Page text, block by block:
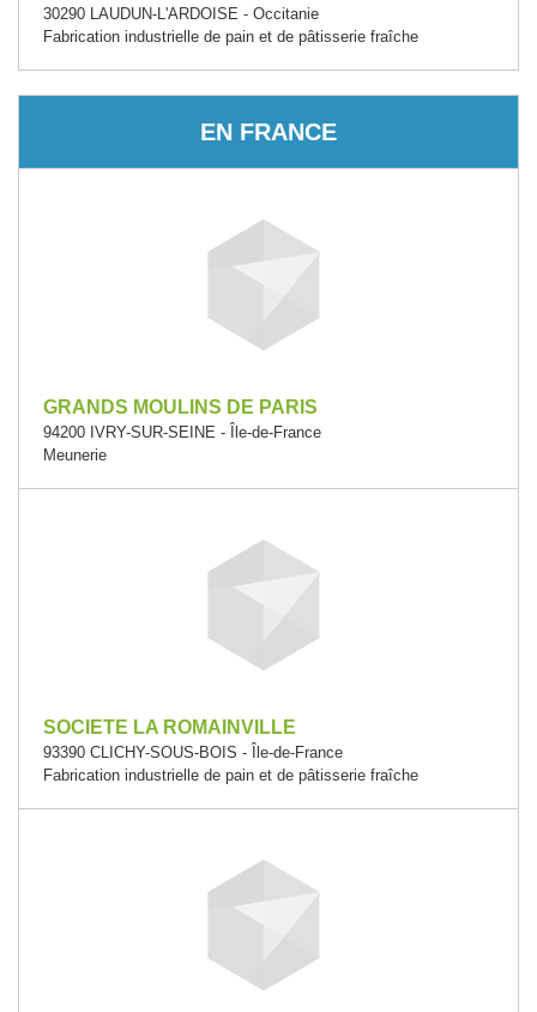
30290 LAUDUN-L'ARDOISE - Occitanie
Fabrication industrielle de pain et de pâtisserie fraîche
EN FRANCE
GRANDS MOULINS DE PARIS
94200 IVRY-SUR-SEINE - Île-de-France
Meunerie
SOCIETE LA ROMAINVILLE
93390 CLICHY-SOUS-BOIS - Île-de-France
Fabrication industrielle de pain et de pâtisserie fraîche